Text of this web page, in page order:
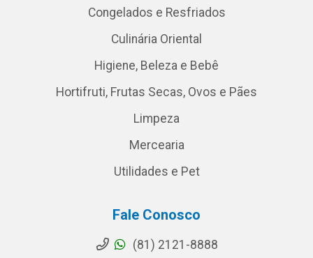
Congelados e Resfriados
Culinária Oriental
Higiene, Beleza e Bebê
Hortifruti, Frutas Secas, Ovos e Pães
Limpeza
Mercearia
Utilidades e Pet
Fale Conosco
(81) 2121-8888